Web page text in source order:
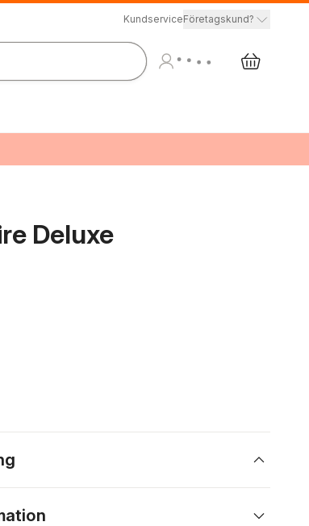
KundserviceFöretagskund?
Deluxe